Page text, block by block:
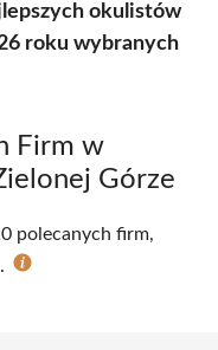
okulistów
roku wybranych
Firm w
Górze
polecanych firm,